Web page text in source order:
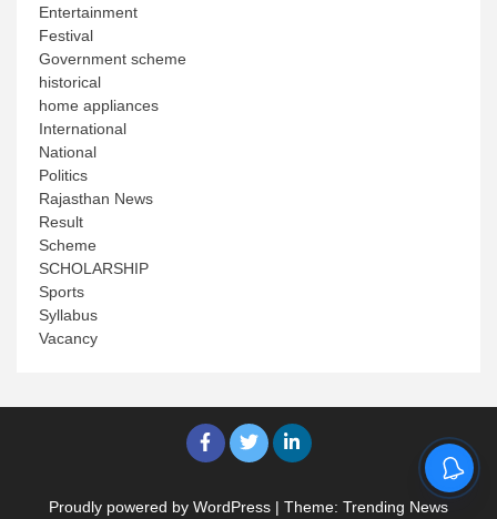
Entertainment
Festival
Government scheme
historical
home appliances
International
National
Politics
Rajasthan News
Result
Scheme
SCHOLARSHIP
Sports
Syllabus
Vacancy
Proudly powered by WordPress | Theme: Trending News